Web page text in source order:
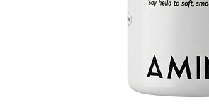
AMINU OVERNIGHT PEEL